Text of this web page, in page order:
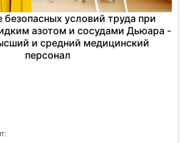
безопасных условий труда при
азотом и сосудами Дьюара -
и средний медицинский
персонал